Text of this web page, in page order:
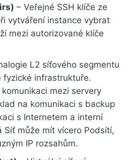
– Veřejné SSH klíče ze
vytváření instance vybrat
mezi autorizované klíče
L2 síťového segmentu
fyzické infrastruktuře.
mezi servery
na komunikaci s backup
s Internetem a interní
Síť může mít vícero Podsítí,
IP rozsahům.